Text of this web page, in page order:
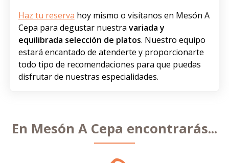
Haz tu reserva hoy mismo o visítanos en Mesón A
Cepa para degustar nuestra variada y
equilibrada selección de platos. Nuestro equipo
estará encantado de atenderte y proporcionarte
todo tipo de recomendaciones para que puedas
disfrutar de nuestras especialidades.
En Mesón A Cepa encontrarás...